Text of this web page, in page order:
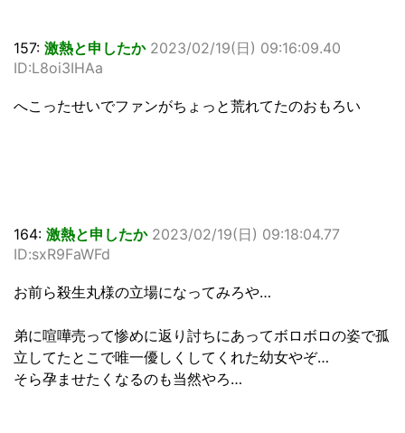
157: 激熱と申したか 2023/02/19(日) 09:16:09.40
ID:L8oi3IHAa
へこったせいでファンがちょっと荒れてたのおもろい
164: 激熱と申したか 2023/02/19(日) 09:18:04.77
ID:sxR9FaWFd
お前ら殺生丸様の立場になってみろや…
弟に喧嘩売って惨めに返り討ちにあってボロボロの姿で孤
立してたとこで唯一優しくしてくれた幼女やぞ…
そら孕ませたくなるのも当然やろ…